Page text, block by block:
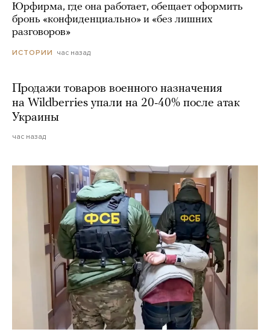
Юрфирма, где она работает, обещает оформить
бронь «конфиденциально» и «без лишних
разговоров»
ИСТОРИИ час назад
Продажи товаров военного назначения
на Wildberries упали на 20-40% после атак
Украины
час назад